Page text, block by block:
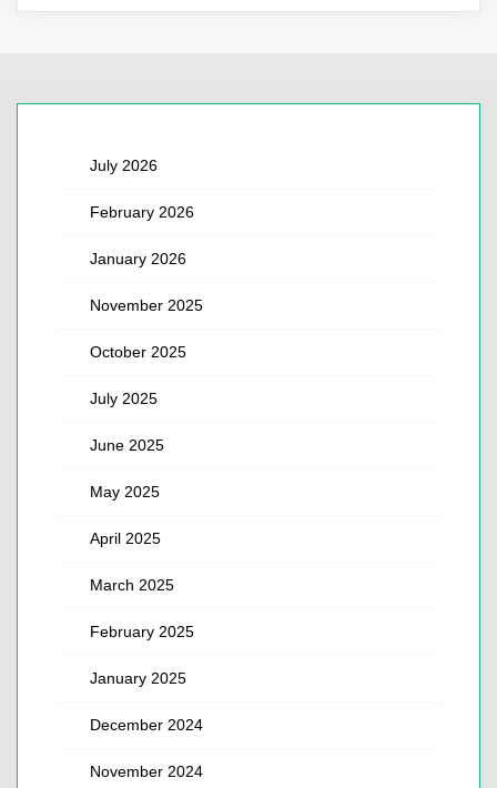
July 2026
February 2026
January 2026
November 2025
October 2025
July 2025
June 2025
May 2025
April 2025
March 2025
February 2025
January 2025
December 2024
November 2024